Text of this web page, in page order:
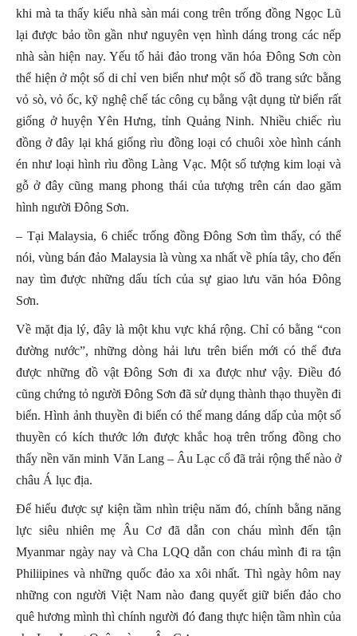
khi mà ta thấy kiểu nhà sàn mái cong trên trống đồng Ngọc Lũ
lại được bảo tồn gần như nguyên vẹn hình dáng trong các nếp
nhà sàn hiện nay. Yếu tố hải đảo trong văn hóa Đông Sơn còn
thể hiện ở một số di chỉ ven biển như một số đồ trang sức bằng
vỏ sò, vỏ ốc, kỹ nghệ chế tác công cụ bằng vật dụng từ biển rất
giống ở huyện Yên Hưng, tỉnh Quảng Ninh. Nhiều chiếc rìu
đồng ở đây lại khá giống rìu đồng loại có chuôi xòe hình cánh
én như loại hình rìu đồng Làng Vạc. Một số tượng kim loại và
gỗ ở đây cũng mang phong thái của tượng trên cán dao găm
hình người Đông Sơn.
– Tại Malaysia, 6 chiếc trống đồng Đông Sơn tìm thấy, có thể
nói, vùng bán đảo Malaysia là vùng xa nhất về phía tây, cho đến
nay tìm được những dấu tích của sự giao lưu văn hóa Đông
Sơn.
Về mặt địa lý, đây là một khu vực khá rộng. Chỉ có bằng “con
đường nước”, những dòng hải lưu trên biển mới có thể đưa
được những đồ vật Đông Sơn đi xa được như vậy. Điều đó
cũng chứng tỏ người Đông Sơn đã sử dụng thành thạo thuyền đi
biển. Hình ảnh thuyền đi biển có thể mang dáng dấp của một số
thuyền có kích thước lớn được khắc hoạ trên trống đồng cho
thấy nền văn minh Văn Lang – Âu Lạc cổ đã trải rộng thế nào ở
châu Á lục địa.
Để hiểu được sự kiện tầm nhìn triệu năm đó, chính bằng năng
lực siêu nhiên mẹ Âu Cơ đã dẫn con cháu mình đến tận
Myanmar ngày nay và Cha LQQ dẫn con cháu mình đi ra tận
Philiipines và những quốc đảo xa xôi nhất. Thì ngày hôm nay
những con người Việt Nam nào đang quyết giữ biển đảo cho
quê hương mình thì chính người đó đang thực hiện tầm nhìn của